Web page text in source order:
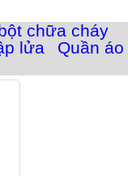
chữa cháy
lửa
Quần áo